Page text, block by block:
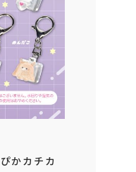
かカチカ